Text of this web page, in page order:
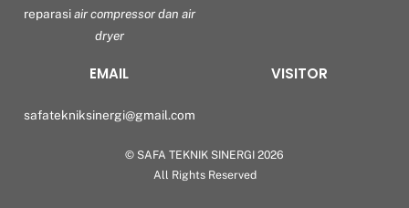
reparasiair compressor dan air
dryer
EMAIL
safatekniksinergi@gmail.com
VISITOR
© SAFA TEKNIK SINERGI 2026
All Rights Reserved